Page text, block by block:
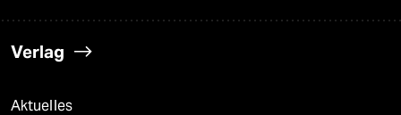
Verlag
Aktuelles